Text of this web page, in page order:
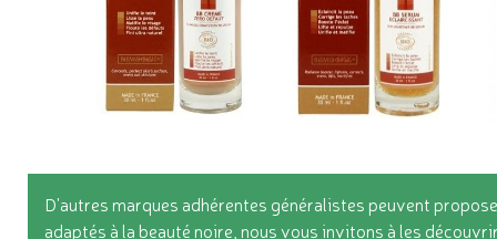
D'autres marques adhérentes généralistes peuvent
adaptés à la beauté noire, nous vous invitons à les